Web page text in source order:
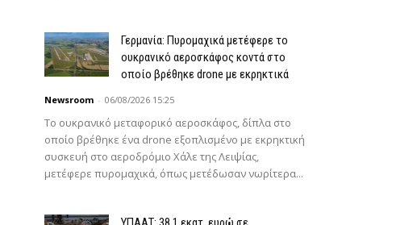
Γερμανία: Πυρομαχικά μετέφερε το
ουκρανικό αεροσκάφος κοντά στο
οποίο βρέθηκε drone με εκρηκτικά
Newsroom - 06/08/2026 15:25
Το ουκρανικό μεταφορικό αεροσκάφος, δίπλα στο
οποίο βρέθηκε ένα drone εξοπλισμένο με εκρηκτική
συσκευή στο αεροδρόμιο Χάλε της Λειψίας,
μετέφερε πυρομαχικά, όπως μετέδωσαν νωρίτερα...